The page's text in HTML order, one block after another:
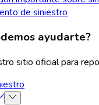
de siniestro
ayudarte?
sitio oficial para